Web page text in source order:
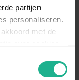
partijen
personaliseren.
met de